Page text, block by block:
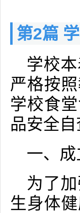
第2篇
学校
严格按
学校食
品安全自
一、
为了
生身体